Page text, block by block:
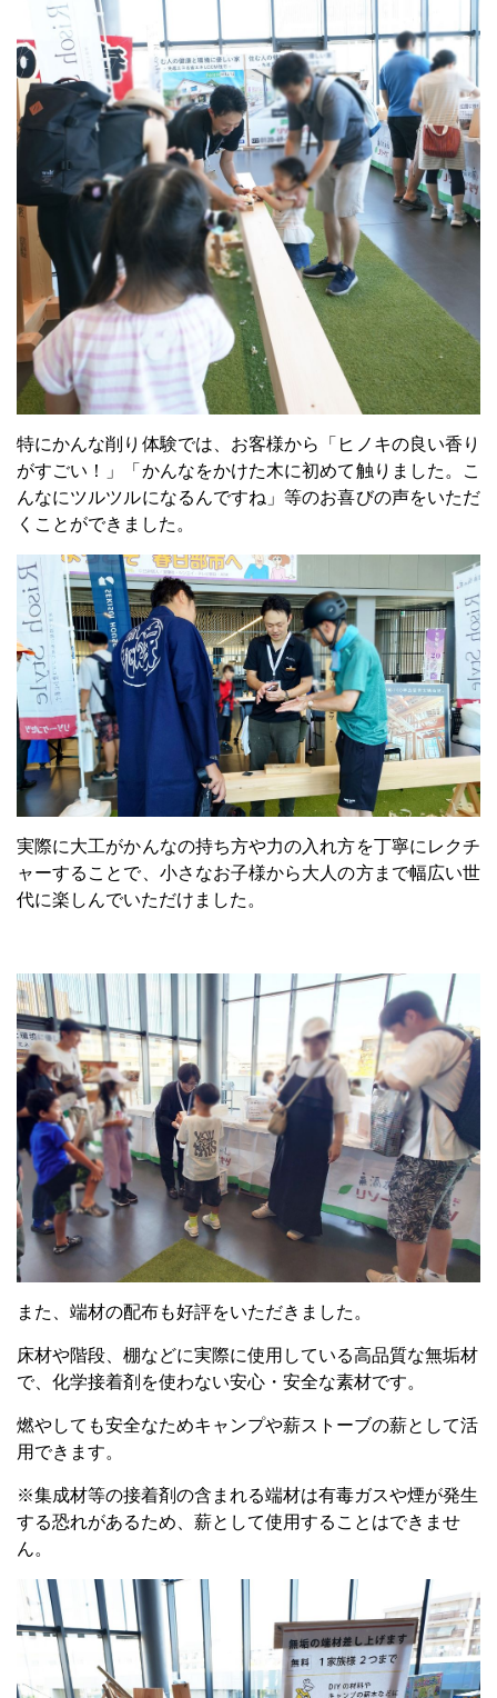
特にかんな削り体験では、お客様から「ヒノキの良い香り
がすごい！」「かんなをかけた木に初めて触りました。こ
んなにツルツルになるんですね」等のお喜びの声をいただ
くことができました。
実際に大工がかんなの持ち方や力の入れ方を丁寧にレクチ
ャーすることで、小さなお子様から大人の方まで幅広い世
代に楽しんでいただけました。
また、端材の配布も好評をいただきました。
床材や階段、棚などに実際に使用している高品質な無垢材
で、化学接着剤を使わない安心・安全な素材です。
燃やしても安全なためキャンプや薪ストーブの薪として活
用できます。
※集成材等の接着剤の含まれる端材は有毒ガスや煙が発生
する恐れがあるため、薪として使用することはできませ
ん。